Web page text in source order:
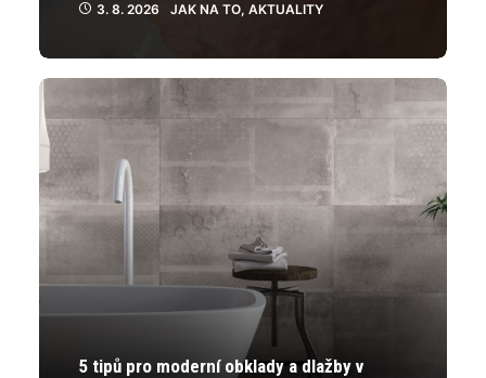
3. 8. 2026 JAK NA TO, AKTUALITY
5 tipů pro moderní obklady a dlažby v